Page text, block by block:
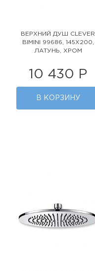
ВЕРХНИЙ ДУШ CLEVER
BIMINI 99686, 145Х200,
ЛАТУНЬ, ХРОМ
10 430 Р
В КОРЗИНУ